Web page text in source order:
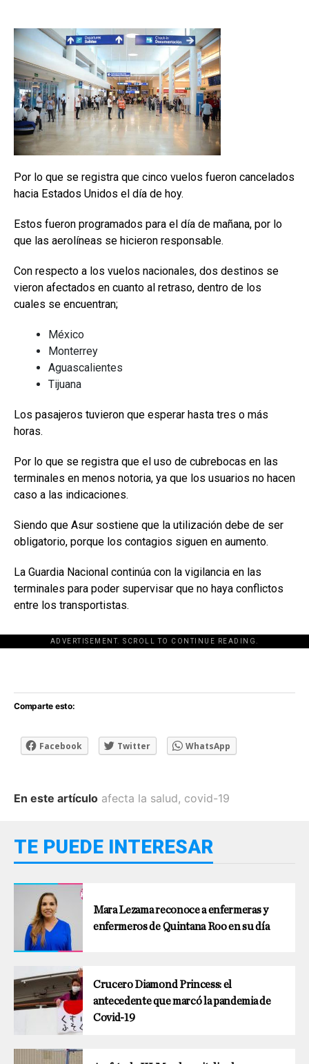
Por lo que se registra que cinco vuelos fueron cancelados
hacia Estados Unidos el día de hoy.
Estos fueron programados para el día de mañana, por lo
que las aerolíneas se hicieron responsable.
Con respecto a los vuelos nacionales, dos destinos se
vieron afectados en cuanto al retraso, dentro de los
cuales se encuentran;
México
Monterrey
Aguascalientes
Tijuana
Los pasajeros tuvieron que esperar hasta tres o más
horas.
Por lo que se registra que el uso de cubrebocas en las
terminales en menos notoria, ya que los usuarios no hacen
caso a las indicaciones.
Siendo que Asur sostiene que la utilización debe de ser
obligatorio, porque los contagios siguen en aumento.
La Guardia Nacional continúa con la vigilancia en las
terminales para poder supervisar que no haya conflictos
entre los transportistas.
ADVERTISEMENT. SCROLL TO CONTINUE READING.
[adsforwp id="243463"]
Comparte esto:
Facebook Twitter WhatsApp
En este artículo afecta la salud, covid-19
TE PUEDE INTERESAR
Mara Lezama reconoce a enfermeras y
enfermeros de Quintana Roo en su día
Crucero Diamond Princess: el
antecedente que marcó la pandemia de
Covid-19